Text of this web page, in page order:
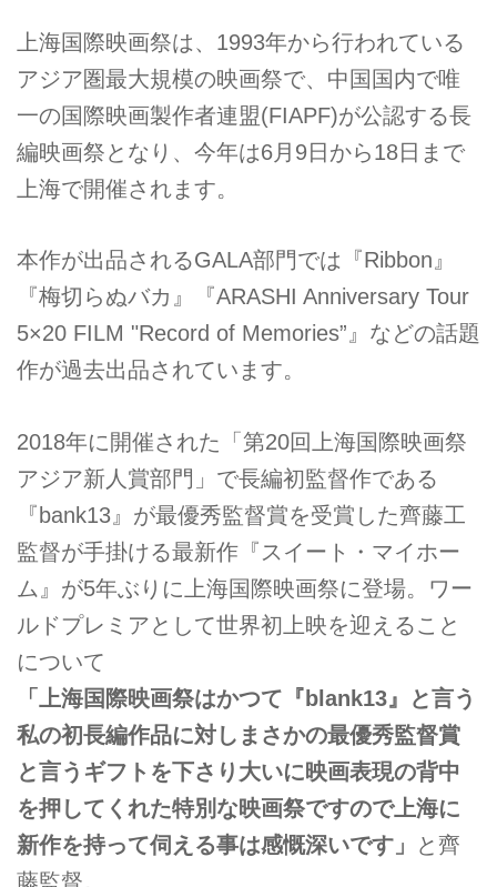
上海国際映画祭は、1993年から行われている
アジア圏最大規模の映画祭で、中国国内で唯
一の国際映画製作者連盟(FIAPF)が公認する長
編映画祭となり、今年は6月9日から18日まで
上海で開催されます。
本作が出品されるGALA部門では『Ribbon』
『梅切らぬバカ』『ARASHI Anniversary Tour
5×20 FILM "Record of Memories”』などの話題
作が過去出品されています。
2018年に開催された「第20回上海国際映画祭
アジア新人賞部門」で長編初監督作である
『bank13』が最優秀監督賞を受賞した齊藤工
監督が手掛ける最新作『スイート・マイホー
ム』が5年ぶりに上海国際映画祭に登場。ワー
ルドプレミアとして世界初上映を迎えること
について
「上海国際映画祭はかつて『blank13』と言う
私の初長編作品に対しまさかの最優秀監督賞
と言うギフトを下さり大いに映画表現の背中
を押してくれた特別な映画祭ですので上海に
新作を持って伺える事は感慨深いです」
と齊
藤監督。